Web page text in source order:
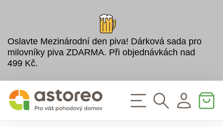
Oslavte Mezinárodní den piva! Dárková sada pro
milovníky piva ZDARMA. Při objednávkách nad
499 Kč.